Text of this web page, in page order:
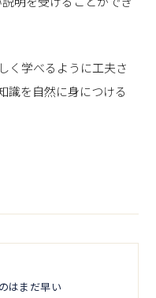
く学べるように工夫さ
識を自然に身につける
はまだ早い